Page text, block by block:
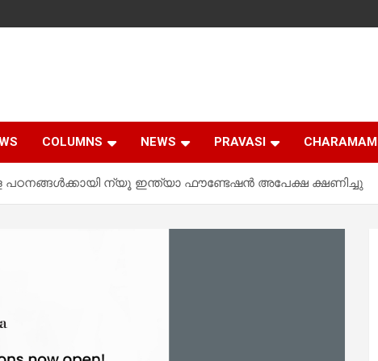
COLUMNS NEWS PRAVASI CHARAMAM
പഠനങ്ങള്‍ക്കായി ന്യൂ ഇന്ത്യാ ഫൗണ്ടേഷന്‍ അപേക്ഷ ക്ഷണിച്ചു